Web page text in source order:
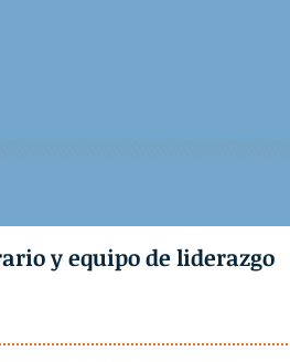
y equipo de liderazgo